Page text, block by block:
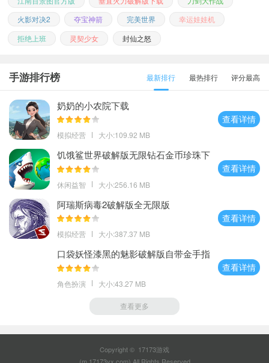
火影对决2
夺宝神箭 完美世界
幸运娃娃机
拒绝上班
灵契少女 封仙之怒
手游排行榜 最新排行 最热排行 评分最高
奶奶的小农院下载
模拟经营 大小:109.92 MB
查看详情
饥饿鲨世界破解版无限钻石金币珍珠下
载
休闲益智 大小:256.16 MB
查看详情
阿瑞斯病毒2破解版全无限版
模拟经营 大小:387.37 MB
查看详情
口袋妖怪漆黑的魅影破解版自带金手指
角色扮演 大小:43.27 MB
查看详情
查看更多
Copyright © 17173游戏